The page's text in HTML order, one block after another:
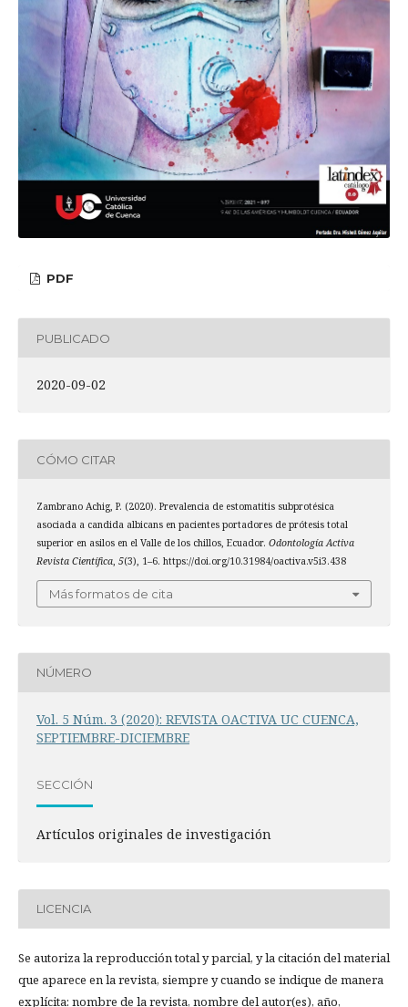
PDF
PUBLICADO
2020-09-02
CÓMO CITAR
Zambrano Achig, P. (2020). Prevalencia de estomatitis subprotésica
asociada a candida albicans en pacientes portadores de prótesis total
superior en asilos en el Valle de los chillos, Ecuador. Odontología Activa
Revista Científica, 5(3), 1–6. https://doi.org/10.31984/oactiva.v5i3.438
Más formatos de cita
NÚMERO
Vol. 5 Núm. 3 (2020): REVISTA OACTIVA UC CUENCA,
SEPTIEMBRE-DICIEMBRE
SECCIÓN
Artículos originales de investigación
LICENCIA
Se autoriza la reproducción total y parcial, y la citación del material
que aparece en la revista, siempre y cuando se indique de manera
explícita: nombre de la revista, nombre del autor(es), año,